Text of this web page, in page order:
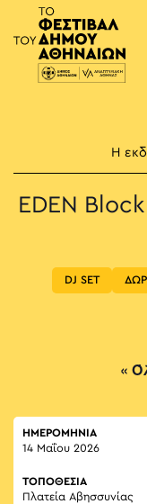
Η
EDEN
DJ SET
«
ΗΜΕΡΟΜΗΝΙΑ
14 Μαΐου 2026
ΤΟΠΟΘΕΣΙΑ
Πλατεία Αβησσυνίας